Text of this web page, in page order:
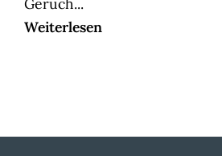
Weiterlesen